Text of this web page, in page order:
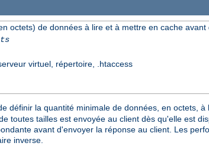
octets) de données à lire et à mettre en cache
virtuel, répertoire, .htaccess
définir la quantité minimale de données, en octets,
toutes tailles est envoyée au client dès qu'elle est
avant d'envoyer la réponse au client. Les
inverse.